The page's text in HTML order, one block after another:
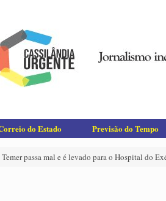
do Estado Previsão do Tempo
passa mal e é levado para o Hospital do